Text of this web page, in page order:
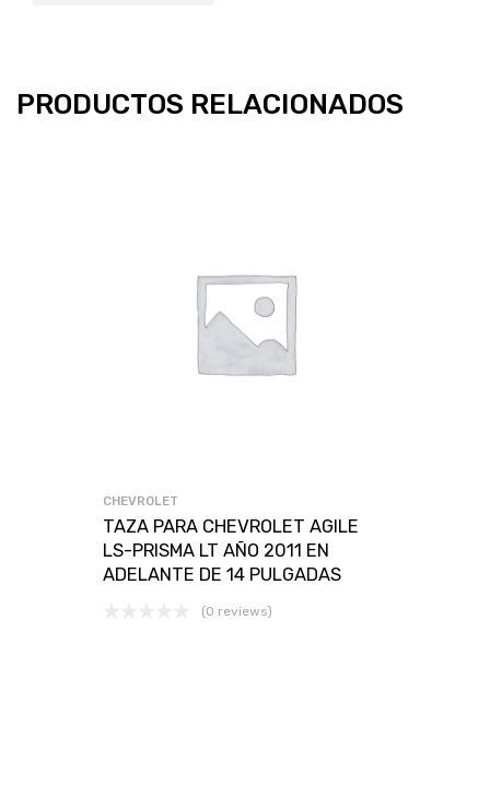
PRODUCTOS RELACIONADOS
CHEVROLET
TAZA PARA CHEVROLET AGILE
LS-PRISMA LT AÑO 2011 EN
ADELANTE DE 14 PULGADAS
(0 reviews)